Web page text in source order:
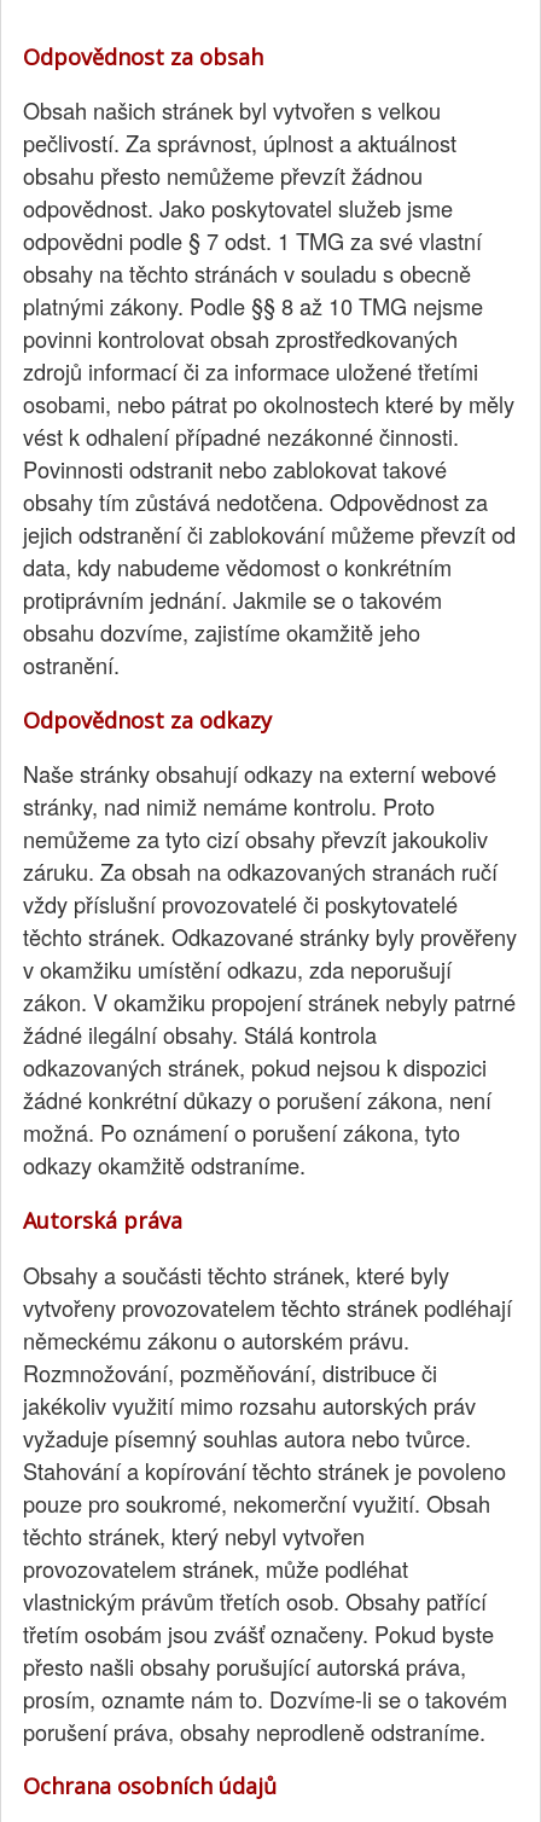
Odpovědnost za obsah
Obsah našich stránek byl vytvořen s velkou
pečlivostí. Za správnost, úplnost a aktuálnost
obsahu přesto nemůžeme převzít žádnou
odpovědnost. Jako poskytovatel služeb jsme
odpovědni podle § 7 odst. 1 TMG za své vlastní
obsahy na těchto stránách v souladu s obecně
platnými zákony. Podle §§ 8 až 10 TMG nejsme
povinni kontrolovat obsah zprostředkovaných
zdrojů informací či za informace uložené třetími
osobami, nebo pátrat po okolnostech které by měly
vést k odhalení případné nezákonné činnosti.
Povinnosti odstranit nebo zablokovat takové
obsahy tím zůstává nedotčena. Odpovědnost za
jejich odstranění či zablokování můžeme převzít od
data, kdy nabudeme vědomost o konkrétním
protiprávním jednání. Jakmile se o takovém
obsahu dozvíme, zajistíme okamžitě jeho
ostranění.
Odpovědnost za odkazy
Naše stránky obsahují odkazy na externí webové
stránky, nad nimiž nemáme kontrolu. Proto
nemůžeme za tyto cizí obsahy převzít jakoukoliv
záruku. Za obsah na odkazovaných stranách ručí
vždy příslušní provozovatelé či poskytovatelé
těchto stránek. Odkazované stránky byly prověřeny
v okamžiku umístění odkazu, zda neporušují
zákon. V okamžiku propojení stránek nebyly patrné
žádné ilegální obsahy. Stálá kontrola
odkazovaných stránek, pokud nejsou k dispozici
žádné konkrétní důkazy o porušení zákona, není
možná. Po oznámení o porušení zákona, tyto
odkazy okamžitě odstraníme.
Autorská práva
Obsahy a součásti těchto stránek, které byly
vytvořeny provozovatelem těchto stránek podléhají
německému zákonu o autorském právu.
Rozmnožování, pozměňování, distribuce či
jakékoliv využití mimo rozsahu autorských práv
vyžaduje písemný souhlas autora nebo tvůrce.
Stahování a kopírování těchto stránek je povoleno
pouze pro soukromé, nekomerční využití. Obsah
těchto stránek, který nebyl vytvořen
provozovatelem stránek, může podléhat
vlastnickým právům třetích osob. Obsahy patřící
třetím osobám jsou zvášť označeny. Pokud byste
přesto našli obsahy porušující autorská práva,
prosím, oznamte nám to. Dozvíme-li se o takovém
porušení práva, obsahy neprodleně odstraníme.
Ochrana osobních údajů